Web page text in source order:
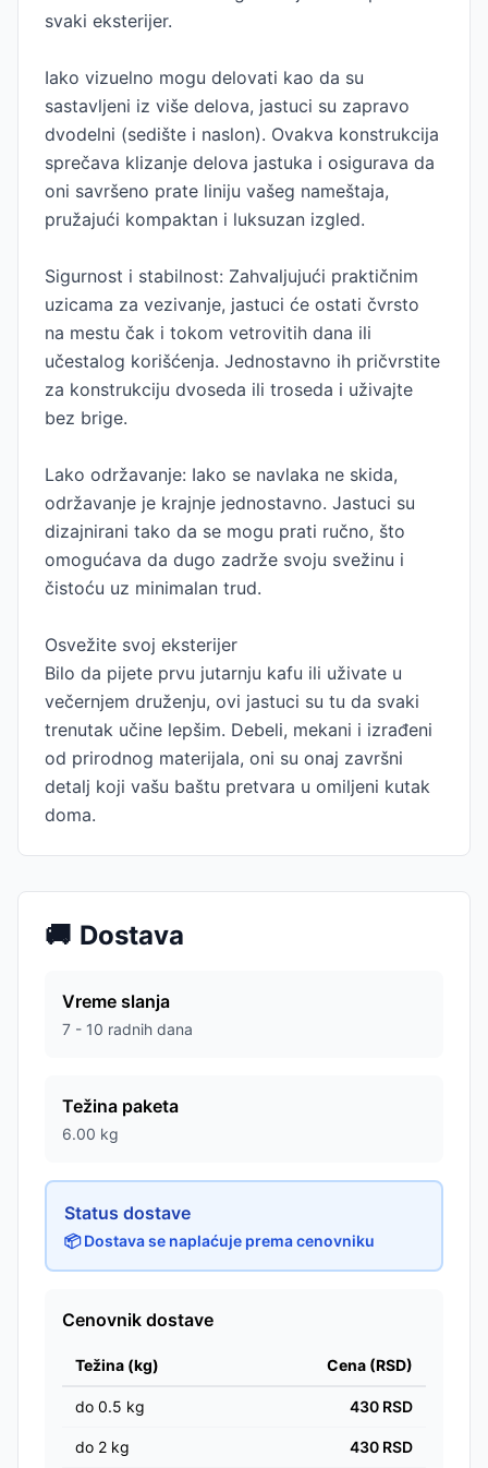
svaki eksterijer.
Iako vizuelno mogu delovati kao da su
sastavljeni iz više delova, jastuci su zapravo
dvodelni (sedište i naslon). Ovakva konstrukcija
sprečava klizanje delova jastuka i osigurava da
oni savršeno prate liniju vašeg nameštaja,
pružajući kompaktan i luksuzan izgled.
Sigurnost i stabilnost: Zahvaljujući praktičnim
uzicama za vezivanje, jastuci će ostati čvrsto
na mestu čak i tokom vetrovitih dana ili
učestalog korišćenja. Jednostavno ih pričvrstite
za konstrukciju dvoseda ili troseda i uživajte
bez brige.
Lako održavanje: Iako se navlaka ne skida,
održavanje je krajnje jednostavno. Jastuci su
dizajnirani tako da se mogu prati ručno, što
omogućava da dugo zadrže svoju svežinu i
čistoću uz minimalan trud.
Osvežite svoj eksterijer
Bilo da pijete prvu jutarnju kafu ili uživate u
večernjem druženju, ovi jastuci su tu da svaki
trenutak učine lepšim. Debeli, mekani i izrađeni
od prirodnog materijala, oni su onaj završni
detalj koji vašu baštu pretvara u omiljeni kutak
doma.
🚚 Dostava
Vreme slanja
7 - 10 radnih dana
Težina paketa
6.00 kg
Status dostave
📦 Dostava se naplaćuje prema cenovniku
Cenovnik dostave
Težina (kg) Cena (RSD)
do 0.5 kg 430 RSD
do 2 kg 430 RSD